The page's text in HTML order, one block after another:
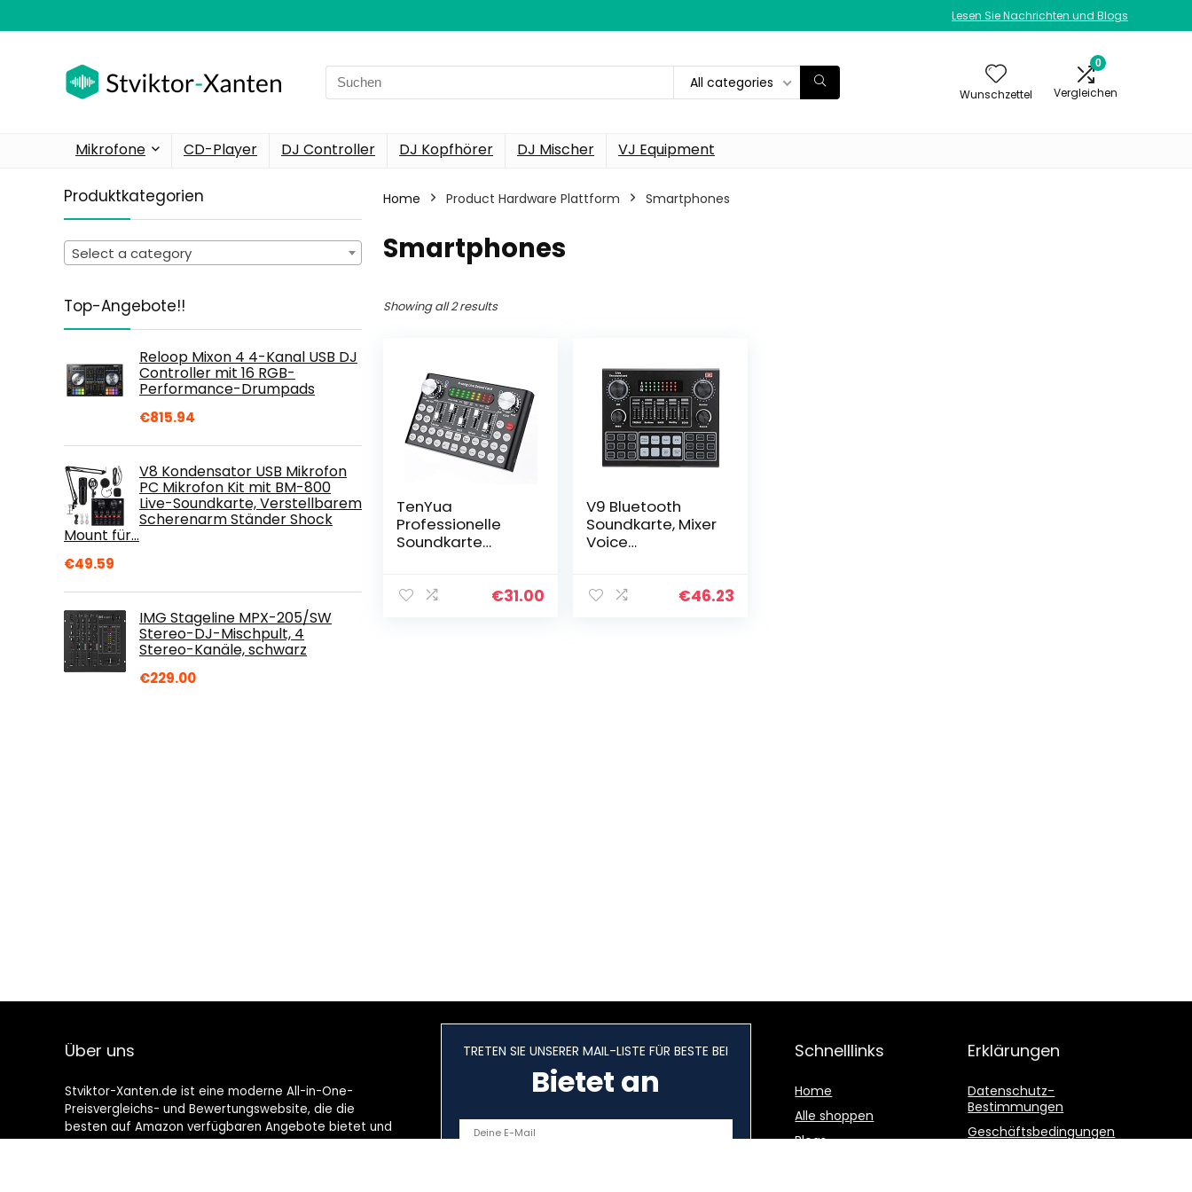
Lesen Sie Nachrichten und Blogs
Search
for:
All categories
Wunschzettel
0
Vergleichen
Mikrofone CD-Player DJ Controller DJ Kopfhörer DJ Mischer VJ Equipment
Produktkategorien
Select a category
Top-Angebote!!
Reloop Mixon 4 4-Kanal USB DJ
Controller mit 16 RGB-
Performance-Drumpads
€815.94
V8 Kondensator USB Mikrofon
PC Mikrofon Kit mit BM-800
Live-Soundkarte, Verstellbarem
Scherenarm Ständer Shock
Mount für…
€49.59
IMG Stageline MPX-205/SW
Stereo-DJ-Mischpult, 4
Stereo-Kanäle, schwarz
€229.00
Home Product Hardware Plattform ‎Smartphones
‎Smartphones
Showing all 2 results
TenYua
Professionelle
Soundkarte
USB Headset€31.00
V9 Bluetooth
Soundkarte, Mixer
Voice
Mixer Board mit 16
€46.23
Über uns
Stviktor-Xanten.de ist eine moderne All-in-One-
Preisvergleichs- und Bewertungswebsite, die die
besten auf Amazon verfügbaren Angebote bietet und
Sie durch die neuesten hinzugefügten Blogs auf dem
TRETEN SIE UNSERER MAIL-LISTE FÜR BESTE BEI
Bietet an
Schnelllinks
Home
Alle shoppen
Blogs
Erklärungen
Datenschutz-
Bestimmungen
Geschäftsbedingungen